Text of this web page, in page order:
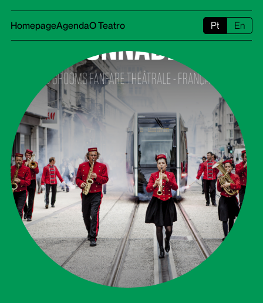
HomepageAgendaO Teatro Pt En